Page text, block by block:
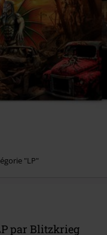
"LP"
par Blitzkrieg